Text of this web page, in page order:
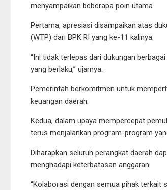
menyampaikan beberapa poin utama.
Pertama, apresiasi disampaikan atas
(WTP) dari BPK RI yang ke-11 kalinya.
“Ini tidak terlepas dari dukungan
yang berlaku,” ujarnya.
Pemerintah berkomitmen untuk
keuangan daerah.
Kedua, dalam upaya mempercepat
terus menjalankan program-program
Diharapkan seluruh perangkat daerah
menghadapi keterbatasan anggaran.
“Kolaborasi dengan semua pihak terkait